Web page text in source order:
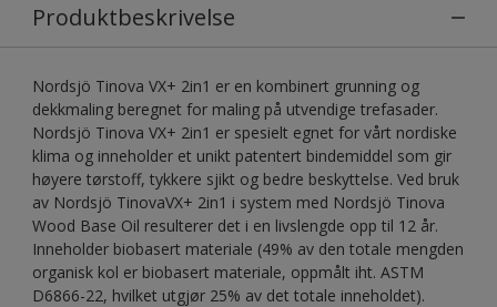
Produktbeskrivelse
Nordsjö Tinova VX+ 2in1 er en kombinert grunning og
dekkmaling beregnet for maling på utvendige trefasader.
Nordsjö Tinova VX+ 2in1 er spesielt egnet for vårt nordiske
klima og inneholder et unikt patentert bindemiddel som gir
høyere tørstoff, tykkere sjikt og bedre beskyttelse. Ved bruk
av Nordsjö TinovaVX+ 2in1 i system med Nordsjö Tinova
Wood Base Oil resulterer det i en livslengde opp til 12 år.
Inneholder biobasert materiale (49% av den totale mengden
organisk kol er biobasert materiale, oppmålt iht. ASTM
D6866-22, hvilket utgjør 25% av det totale inneholdet).